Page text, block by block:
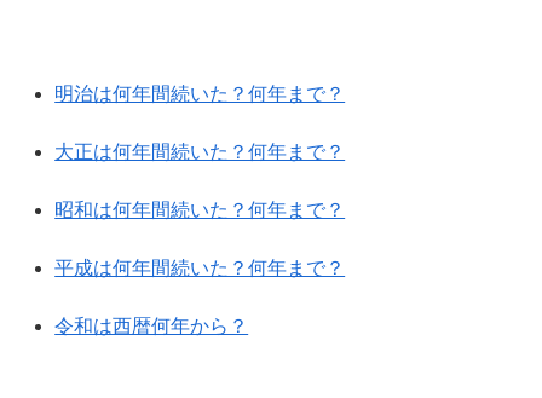
明治は何年間続いた？何年まで？
大正は何年間続いた？何年まで？
昭和は何年間続いた？何年まで？
平成は何年間続いた？何年まで？
令和は西暦何年から？